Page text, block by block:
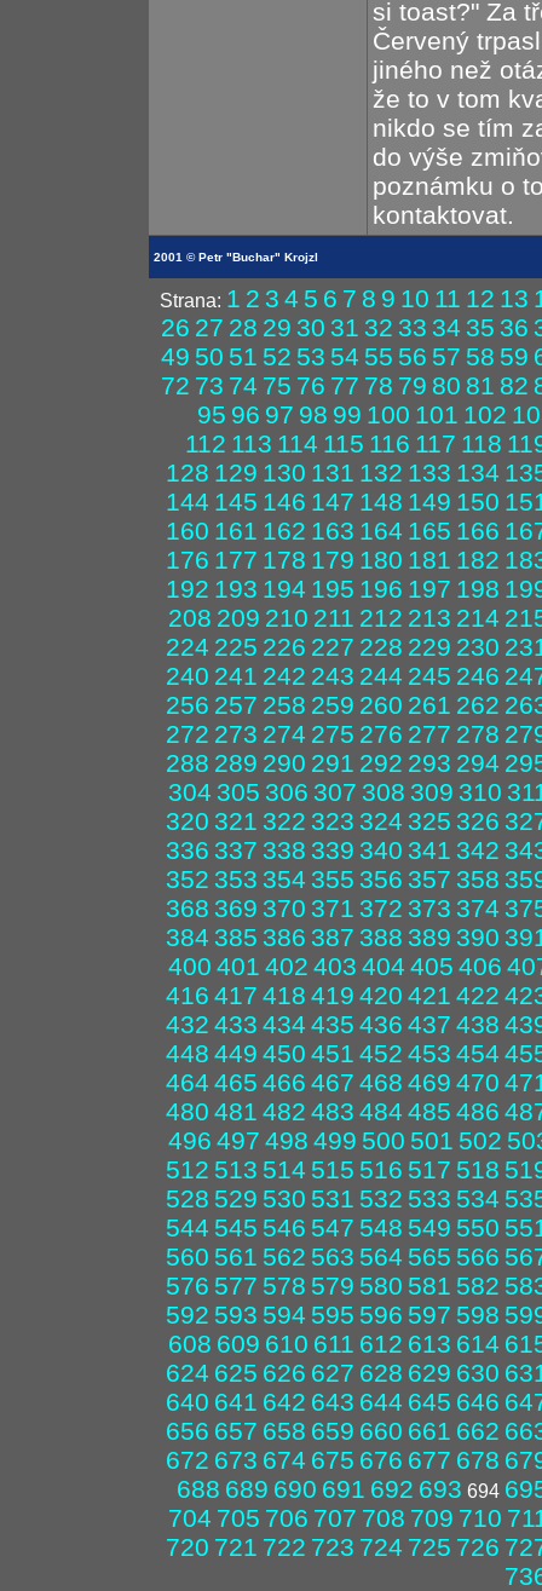
si toast?" Za
Červený
jiného než
že to v tom
nikdo se tím
do výše
poznámku o
kontaktovat.
2001 © Petr "Buchar" Krojzl
Strana: 1 2 3 4 5 6 7 8 9 10 11 12 13
26 27 28 29 30 31 32 33 34 35 36
49 50 51 52 53 54 55 56 57 58 59
72 73 74 75 76 77 78 79 80 81 82
95 96 97 98 99 100 101 102
112 113 114 115 116 117 118
128 129 130 131 132 133 134
144 145 146 147 148 149 150
160 161 162 163 164 165 166
176 177 178 179 180 181 182
192 193 194 195 196 197 198
208 209 210 211 212 213 214
224 225 226 227 228 229 230
240 241 242 243 244 245 246
256 257 258 259 260 261 262
272 273 274 275 276 277 278
288 289 290 291 292 293 294
304 305 306 307 308 309 310
320 321 322 323 324 325 326
336 337 338 339 340 341 342
352 353 354 355 356 357 358
368 369 370 371 372 373 374
384 385 386 387 388 389 390
400 401 402 403 404 405 406
416 417 418 419 420 421 422
432 433 434 435 436 437 438
448 449 450 451 452 453 454
464 465 466 467 468 469 470
480 481 482 483 484 485 486
496 497 498 499 500 501 502
512 513 514 515 516 517 518
528 529 530 531 532 533 534
544 545 546 547 548 549 550
560 561 562 563 564 565 566
576 577 578 579 580 581 582
592 593 594 595 596 597 598
608 609 610 611 612 613 614
624 625 626 627 628 629 630
640 641 642 643 644 645 646
656 657 658 659 660 661 662
672 673 674 675 676 677 678
688 689 690 691 692 693 694
704 705 706 707 708 709 710
720 721 722 723 724 725 726